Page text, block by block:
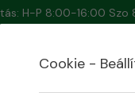
H-P 8:00-16:00 Szo
Cookie -